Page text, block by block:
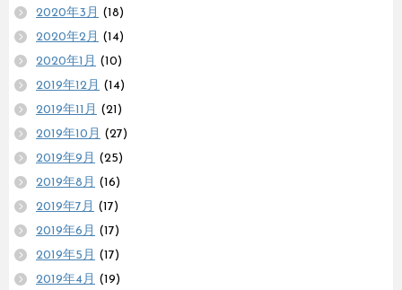
2020年3月 (18)
2020年2月 (14)
2020年1月 (10)
2019年12月 (14)
2019年11月 (21)
2019年10月 (27)
2019年9月 (25)
2019年8月 (16)
2019年7月 (17)
2019年6月 (17)
2019年5月 (17)
2019年4月 (19)